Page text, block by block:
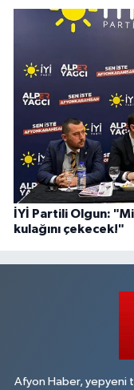
İYİ Partili Olgun:
kulağını çekecek!"
Afyon Haber, yepyeni